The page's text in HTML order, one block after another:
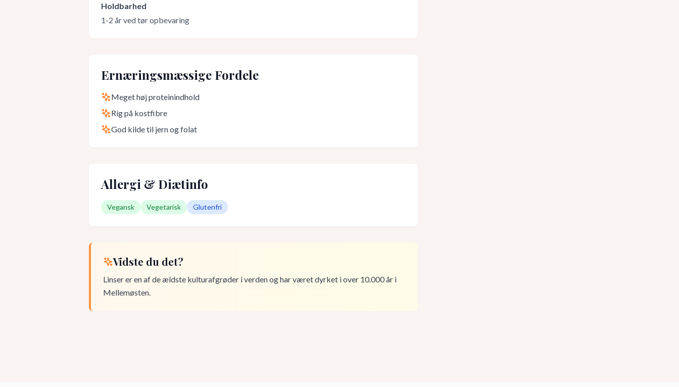
Holdbarhed
1-2 år ved tør opbevaring
Ernæringsmæssige Fordele
Meget høj proteinindhold
Rig på kostfibre
God kilde til jern og folat
Allergi & Diætinfo
Vegansk Vegetarisk Glutenfri
Vidste du det?
Linser er en af de ældste kulturafgrøder i verden og har været dyrket i over 10.000 år i
Mellemøsten.